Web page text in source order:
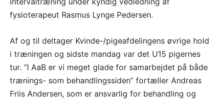
fysioterapeut Rasmus Lynge Pedersen.
Af og til deltager Kvinde-/pigeafdelingens øvrige hold
i træningen og sidste mandag var det U15 pigernes
tur. ”I AaB er vi meget glade for samarbejdet på både
trænings- som behandlingssiden” fortæller Andreas
Friis Andersen, som er ansvarlig for behandling og